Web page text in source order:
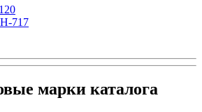
717
марки каталога